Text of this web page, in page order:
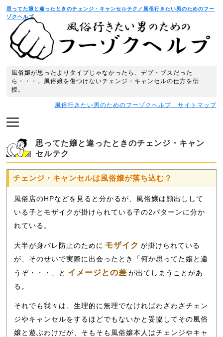
思ってた嬢と違ったときのチェンジ・キャンセルテク／風俗行きたい男のためのフー
ゾクヘルプ
風俗嬢が思ったよりタイプじゃなかったら、デブ・ブスだった
ら・・・。風俗嬢を傷つけないチェンジ・キャンセルの仕方を伝
授。
風俗行きたい男のためのフーゾクヘルプ サイトマップ
思ってた嬢と違ったときのチェンジ・キャン
セルテク
チェンジ・キャンセルは風俗嬢が落ち込む？
風俗店のHPなどを見ると分かるが、風俗嬢は顔出しして
いる子とモザイクが掛けられている子の2パターンに分か
れている。
大半が身バレ防止のために モザイク が掛けられている
が、そのせいで実際に出会ったとき「何か思ってた嬢と違
うぞ・・・」と イメージとの差 が出てしまうことがあ
る。
それでも我々は、生理的に無理でなければわざわざチェン
ジやキャンセルをするほどでもないかと妥協してその風俗
嬢と遊ぶわけだが、そもそも風俗嬢本人はチェンジやキャ